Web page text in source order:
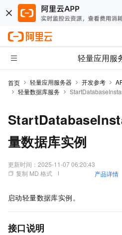
轻量应用服
首页 轻量应用服务器 开发参考
轻量数据库服务
量数据库实例
更新时间： 2025-11-07 06:20:43
复制 MD 格式
产品详情
启动轻量数据库实例。
接口说明